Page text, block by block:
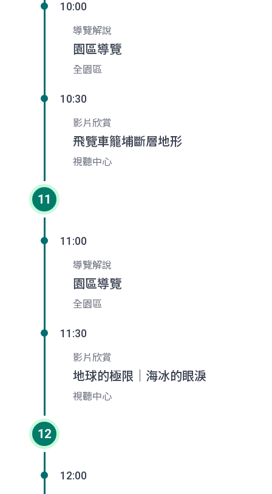
10:00
導覽解說
園區導覽
全園區
10:30
影片欣賞
飛覽車籠埔斷層地形
視聽中心
11
11:00
導覽解說
園區導覽
全園區
11:30
影片欣賞
地球的極限｜海冰的眼淚
視聽中心
12
12:00